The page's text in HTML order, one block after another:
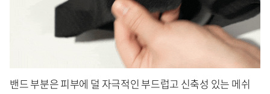
밴드 부분은 피부에 덜 자극적인 부드럽고 신축성 있는 메쉬